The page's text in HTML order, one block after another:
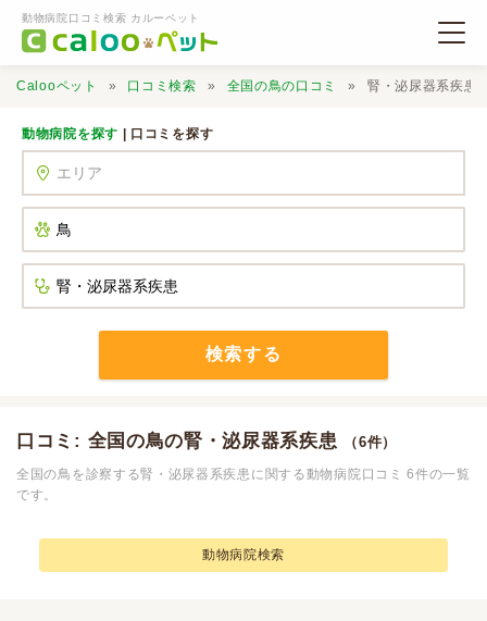
動物病院口コミ検索 カルーペット
口コミ検索
Calooペット 口コミ検索 全国の鳥の口コミ 腎・泌尿器系疾患
動物病院を探す | 口コミを探す
検索する
口コミ: 全国の鳥の腎・泌尿器系疾患 （6件）
全国の鳥を診察する腎・泌尿器系疾患に関する動物病院口コミ 6件の一覧
です。
動物病院検索